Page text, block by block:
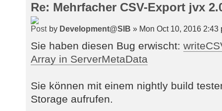
SortDefinition("name"));
assertNotNull(fh2);
} catch (Exception e) {
ex = e;
e.printStackTrace(System.err);
}
at
at
at
at
Re: Mehrfacher CSV-Export jvx
by Development@SIB » Mon Oct 10, 2016 2:43
Sie haben diesen Bug erwischt:
Array in ServerMetaData
Sie können mit einem nightly build
Storage aufrufen.